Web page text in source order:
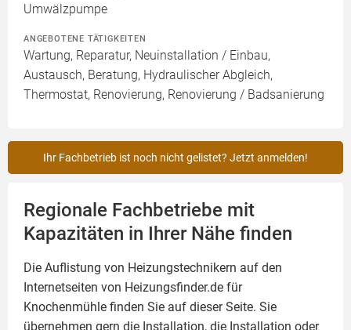
Umwälzpumpe
ANGEBOTENE TÄTIGKEITEN
Wartung, Reparatur, Neuinstallation / Einbau,
Austausch, Beratung, Hydraulischer Abgleich,
Thermostat, Renovierung, Renovierung / Badsanierung
Ihr Fachbetrieb ist noch nicht gelistet? Jetzt anmelden!
Regionale Fachbetriebe mit
Kapazitäten in Ihrer Nähe finden
Die Auflistung von Heizungstechnikern auf den
Internetseiten von Heizungsfinder.de für
Knochenmühle finden Sie auf dieser Seite. Sie
übernehmen gern die Installation, die Installation oder